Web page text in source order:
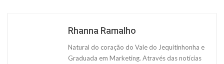
Rhanna Ramalho
Natural do coração do Vale do Jequitinhonha e
Graduada em Marketing. Através das notícias